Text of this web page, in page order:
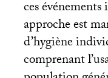
ces
approche est
d’hygiène
comprenant